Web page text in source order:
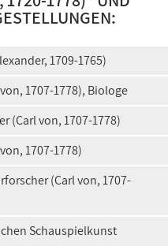
1709-1765)
1707-1778), Biologe
(Carl von, 1707-1778)
1707-1778)
(Carl von, 1707-
Schauspielkunst